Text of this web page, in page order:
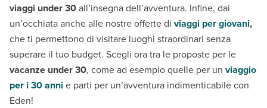
viaggi under 30all’insegna dell’avventura. Infine, dai
un’occhiata anche alle nostre offerte di viaggi per giovani,
che ti permettono di visitare luoghi straordinari senza
superare il tuo budget. Scegli ora tra le proposte per le
vacanze under 30, come ad esempio quelle per un viaggio
per i 30 annie parti per un’avventura indimenticabile con
Eden!